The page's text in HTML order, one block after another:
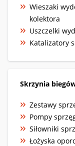
Wieszaki
kolektora
Uszczelki
Katalizatory
Skrzynia
Zestawy
Pompy
Siłowniki
Łożyska